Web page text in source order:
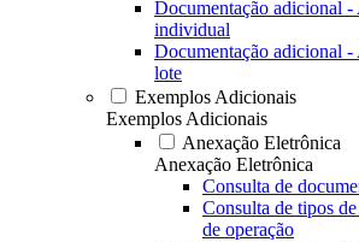
Documentação adicional -
individual
Documentação adicional
lote
Exemplos Adicionais
Exemplos Adicionais
Anexação Eletrônica
Anexação Eletrônica
Consulta de
Consulta de tipos
de operação